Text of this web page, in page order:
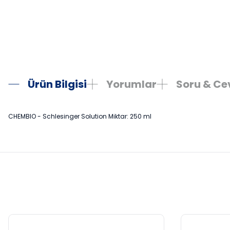
Ürün Bilgisi Yorumlar Soru &
CHEMBIO - Schlesinger Solution Miktar: 250 ml